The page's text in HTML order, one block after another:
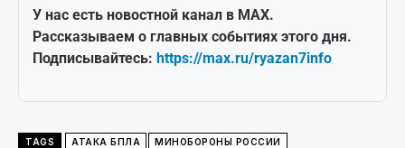
У нас есть новостной канал в MAX.
Рассказываем о главных событиях этого дня.
Подписывайтесь: https://max.ru/ryazan7info
TAGS АТАКА БПЛА МИНОБОРОНЫ РОССИИ